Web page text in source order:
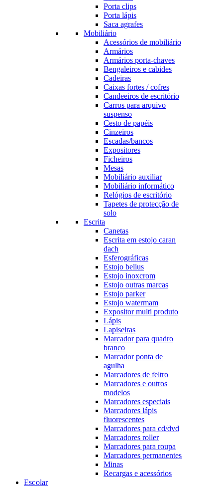
Porta clips
Porta lápis
Saca agrafes
Mobiliário
Acessórios de mobiliário
Armários
Armários porta-chaves
Bengaleiros e cabides
Cadeiras
Caixas fortes / cofres
Candeeiros de escritório
Carros para arquivo
suspenso
Cesto de papéis
Cinzeiros
Escadas/bancos
Expositores
Ficheiros
Mesas
Mobiliário auxiliar
Mobiliário informático
Relógios de escritório
Tapetes de protecção de
solo
Escrita
Canetas
Escrita em estojo caran
dach
Esferográficas
Estojo belius
Estojo inoxcrom
Estojo outras marcas
Estojo parker
Estojo watermam
Expositor multi produto
Lápis
Lapiseiras
Marcador para quadro
branco
Marcador ponta de
agulha
Marcadores de feltro
Marcadores e outros
modelos
Marcadores especiais
Marcadores lápis
fluorescentes
Marcadores para cd/dvd
Marcadores roller
Marcadores para roupa
Marcadores permanentes
Minas
Recargas e acessórios
Escolar